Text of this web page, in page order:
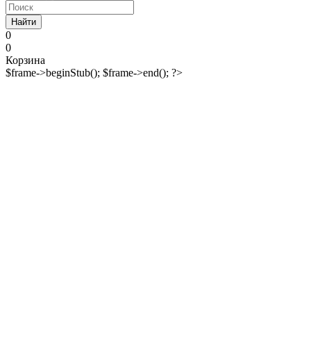
Найти
0
0
Корзина
$frame->beginStub(); $frame->end(); ?>